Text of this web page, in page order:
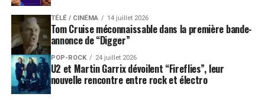
TÉLÉ / CINÉMA 14 juillet 2026
Tom Cruise méconnaissable dans la première bande-
annonce de “Digger”
POP-ROCK 24 juillet 2026
U2 et Martin Garrix dévoilent “Fireflies”, leur
nouvelle rencontre entre rock et électro